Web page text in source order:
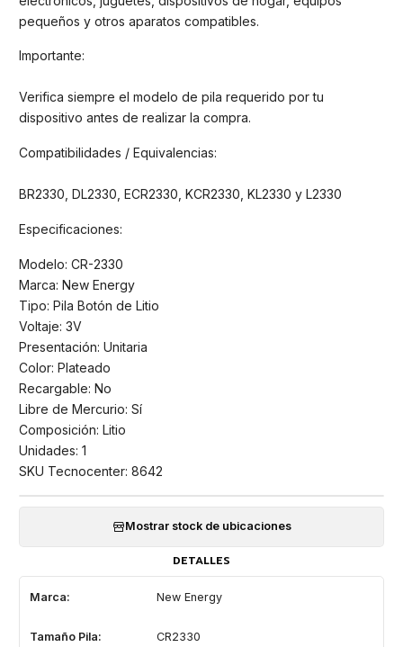
pequeños y otros aparatos compatibles.
Importante:
Verifica siempre el modelo de pila requerido por tu
dispositivo antes de realizar la compra.
Compatibilidades / Equivalencias:
BR2330, DL2330, ECR2330, KCR2330, KL2330 y L2330
Especificaciones:
Modelo: CR-2330
Marca: New Energy
Tipo: Pila Botón de Litio
Voltaje: 3V
Presentación: Unitaria
Color: Plateado
Recargable: No
Libre de Mercurio: Sí
Composición: Litio
Unidades: 1
SKU Tecnocenter: 8642
Mostrar stock de ubicaciones
DETALLES
Marca: New Energy
Tamaño Pila: CR2330